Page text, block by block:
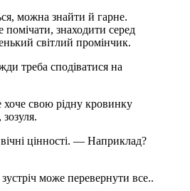
можна знайти й гарне.
знаходити серед
світлий промінчик.
треба сподіватися на
свою рідну кровинку
цінності. — Наприклад?
може перевернути все..